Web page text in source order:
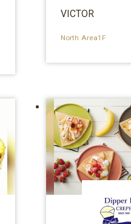
VICTOR
North Area1F